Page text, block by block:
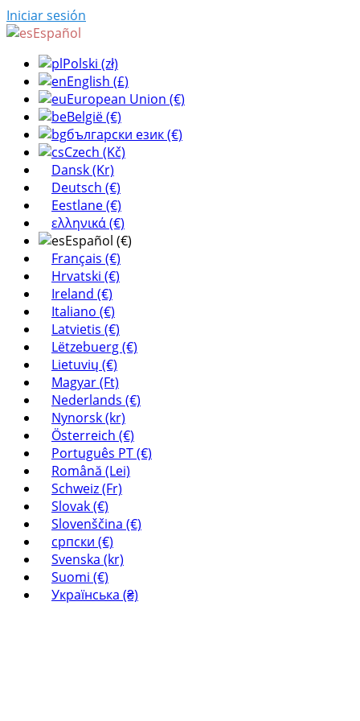
Iniciar sesión
Español
Polski (zł)
English (£)
European Union (€)
België (€)
български език (€)
Czech (Kč)
Dansk (Kr)
Deutsch (€)
Eestlane (€)
ελληνικά (€)
Español (€)
Français (€)
Hrvatski (€)
Ireland (€)
Italiano (€)
Latvietis (€)
Lëtzebuerg (€)
Lietuvių (€)
Magyar (Ft)
Nederlands (€)
Nynorsk (kr)
Österreich (€)
Português PT (€)
Română (Lei)
Schweiz (Fr)
Slovak (€)
Slovenščina (€)
српски (€)
Svenska (kr)
Suomi (€)
Українська (₴)